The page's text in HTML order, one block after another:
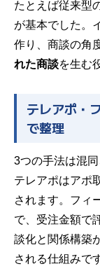
たとえば従来型
が基本でした。
作り、商談の角
れた商談を生む
テレアポ・
で整理
3つの手法は混
テレアポはアポ
されます。フィ
で、受注金額で
談化と関係構築
される仕組みで